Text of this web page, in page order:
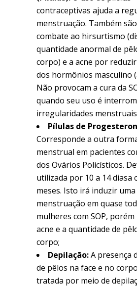
contraceptivas ajuda a
menstruação. Também
combate ao hirsurtismo
quantidade anormal de
corpo) e a acne por
dos hormônios masculino
Não provocam a cura da
quando seu uso é
irregularidades
Pílulas de
Corresponde a outra
menstrual em pacientes
dos Ovários Policísticos.
utilizada por 10 a 14 diasa
meses. Isto irá induzir uma
menstruação em quase
mulheres com SOP,
acne e a quantidade de
corpo;
Depilação:A presença
de pêlos na face e no
tratada por meio de